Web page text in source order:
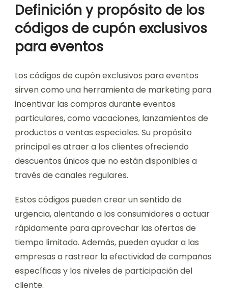
Definición y propósito de los
códigos de cupón exclusivos
para eventos
Los códigos de cupón exclusivos para eventos
sirven como una herramienta de marketing para
incentivar las compras durante eventos
particulares, como vacaciones, lanzamientos de
productos o ventas especiales. Su propósito
principal es atraer a los clientes ofreciendo
descuentos únicos que no están disponibles a
través de canales regulares.
Estos códigos pueden crear un sentido de
urgencia, alentando a los consumidores a actuar
rápidamente para aprovechar las ofertas de
tiempo limitado. Además, pueden ayudar a las
empresas a rastrear la efectividad de campañas
específicas y los niveles de participación del
cliente.